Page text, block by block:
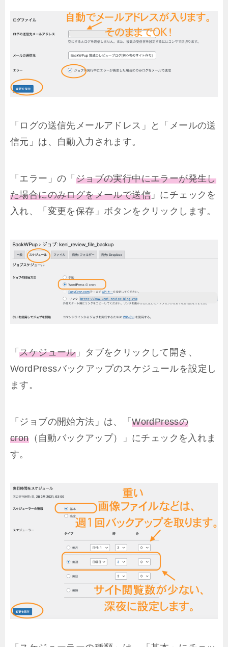
「ログの送信先メールアドレス」と「メールの送
信元」は、自動入力されます。
「エラー」の「 ジョブの実行中にエラーが発生し
た場合にのみログをメールで送信 」にチェックを
入れ、「変更を保存」ボタンをクリックします。
「スケジュール」タブをクリックして開き、
WordPressバックアップのスケジュールを設定し
ます。
「ジョブの開始方法」は、「WordPressの
cron（自動バックアップ）」にチェックを入れま
す。